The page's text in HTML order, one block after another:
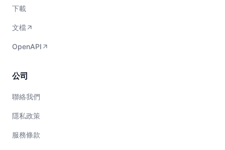
下載
文檔
OpenAPI
公司
聯絡我們
隱私政策
服務條款